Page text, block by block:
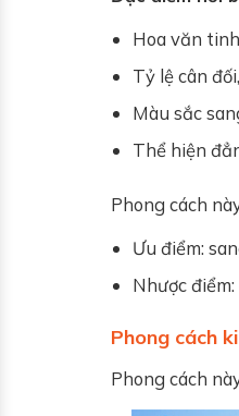
Hoa văn
Tỷ lệ cân
Màu sắc
Thể hiện
Phong cách
Ưu điểm:
Nhược
Phong cách
Phong cách